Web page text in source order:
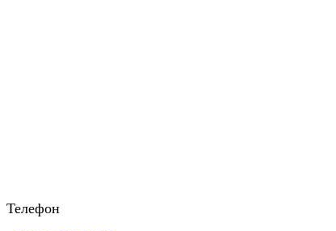
Телефон